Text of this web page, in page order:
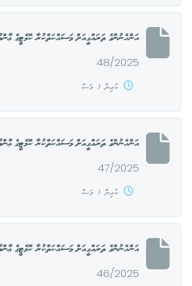
އަންހެނުންގެ ތަރައްގީއަށް މަސައްކަތްކުރާ ކޮމެޓީގެ
48/2025
ކުރިން 3 މަސް
އަންހެނުންގެ ތަރައްގީއަށް މަސައްކަތްކުރާ ކޮމެޓީގެ
47/2025
ކުރިން 3 މަސް
އަންހެނުންގެ ތަރައްގީއަށް މަސައްކަތްކުރާ ކޮމެޓީގެ
46/2025